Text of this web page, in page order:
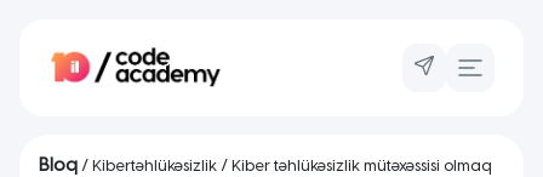
Bloq / Kibertəhlükəsizlik / Kiber təhlükəsizlik mütəxəssisi olmaq